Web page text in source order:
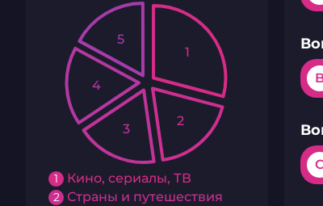
1 Кино, сериалы, ТВ
2 Страны и путешествия
1
2
3
4
5
C